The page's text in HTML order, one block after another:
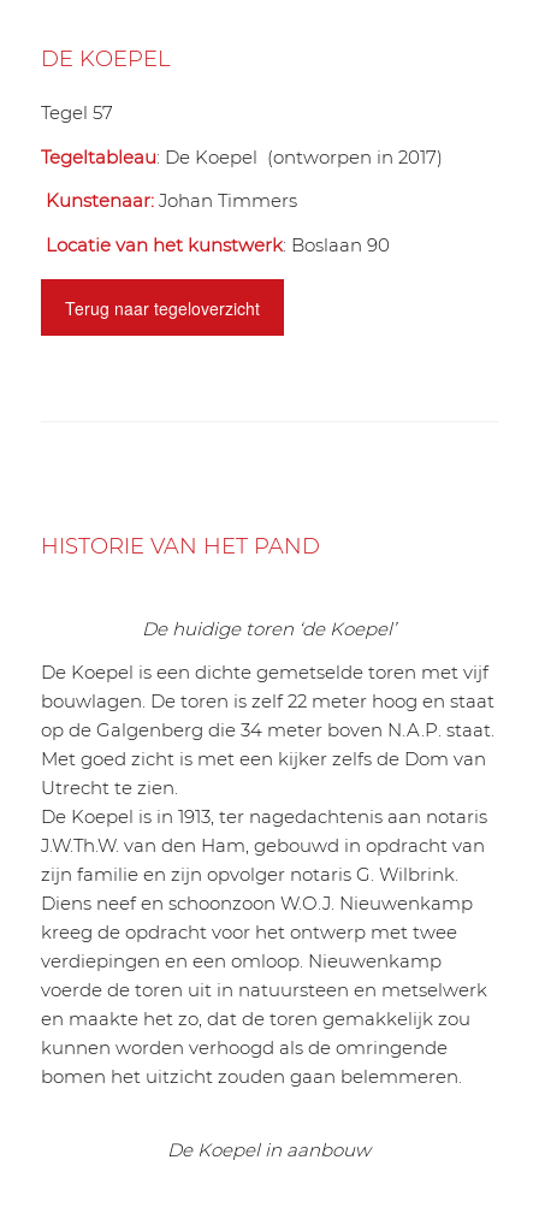
DE KOEPEL
Tegel 57
Tegeltableau: De Koepel (ontworpen in 2017)
Kunstenaar: Johan Timmers
Locatie van het kunstwerk: Boslaan 90
Terug naar tegeloverzicht
HISTORIE VAN HET PAND
De huidige toren ‘de Koepel’
De Koepel is een dichte gemetselde toren met vijf
bouwlagen. De toren is zelf 22 meter hoog en staat
op de Galgenberg die 34 meter boven N.A.P. staat.
Met goed zicht is met een kijker zelfs de Dom van
Utrecht te zien.
De Koepel is in 1913, ter nagedachtenis aan notaris
J.W.Th.W. van den Ham, gebouwd in opdracht van
zijn familie en zijn opvolger notaris G. Wilbrink.
Diens neef en schoonzoon W.O.J. Nieuwenkamp
kreeg de opdracht voor het ontwerp met twee
verdiepingen en een omloop. Nieuwenkamp
voerde de toren uit in natuursteen en metselwerk
en maakte het zo, dat de toren gemakkelijk zou
kunnen worden verhoogd als de omringende
bomen het uitzicht zouden gaan belemmeren.
De Koepel in aanbouw